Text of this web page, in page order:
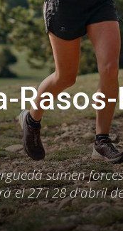
sumen
el 27 i 28 d'abril